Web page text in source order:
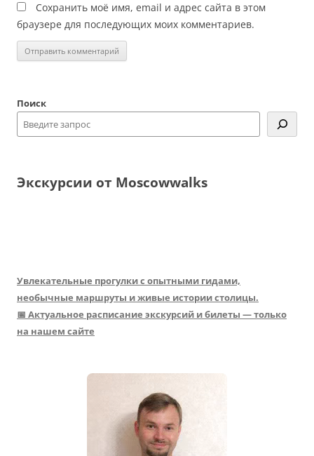
Сохранить моё имя, email и адрес сайта в этом
браузере для последующих моих комментариев.
Поиск
Экскурсии от Moscowwalks
Увлекательные прогулки с опытными гидами,
необычные маршруты и живые истории столицы.
📅 Актуальное расписание экскурсий и билеты — только
на нашем сайте